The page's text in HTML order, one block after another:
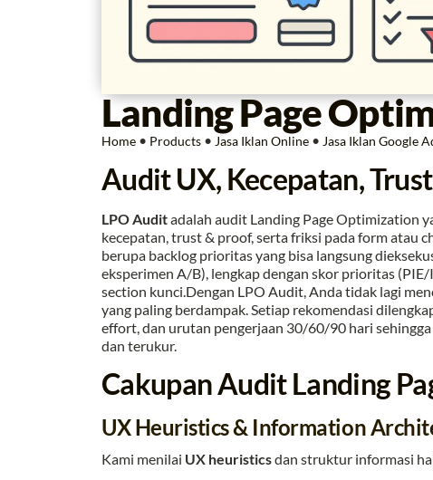
Landing Page
Home • Products • Jasa Iklan Online • Jasa Iklan Google
Audit UX, Kecepatan,
LPO Auditadalah audit Landing Page Optimization
kecepatan, trust & proof, serta friksi pada form atau
berupa backlog prioritas yang bisa langsung
eksperimen A/B), lengkap dengan skor prioritas
section kunci.Dengan LPO Audit, Anda tidak lagi
yang paling berdampak. Setiap rekomendasi
effort, dan urutan pengerjaan 30/60/90 hari
dan terukur.
Cakupan Audit Landing
UX Heuristics & Information
Kami menilai UX heuristicsdan struktur informasi